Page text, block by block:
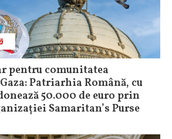
pentru comunitatea
Patriarhia Română, cu
50.000 de euro prin
Samaritan’s Purse